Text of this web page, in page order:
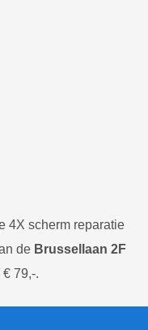
4X scherm reparatie
de Brussellaan 2F
79,-.